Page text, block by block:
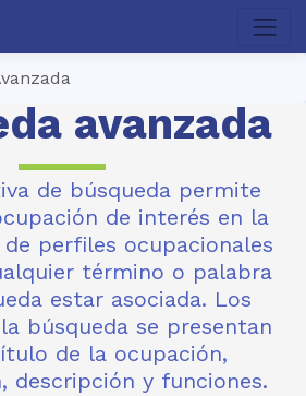
avanzada
de búsqueda permite
de interés en la
perfiles ocupacionales
término o palabra
estar asociada. Los
búsqueda se presentan
de la ocupación,
descripción y funciones.